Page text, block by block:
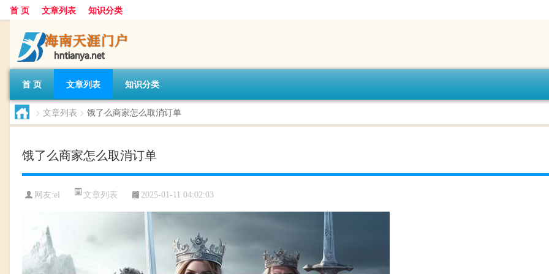
首 页 文章列表 知识分类
首 页 文章列表 知识分类
> 文章列表 > 饿了么商家怎么取消订单
饿了么商家怎么取消订单
网友:el 文章列表 2025-01-11 04:02:03